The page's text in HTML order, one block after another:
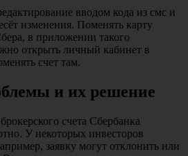
вводом кода из смс и
изменения. Поменять карту
в приложении такого
открыть личный кабинет в
счет там.
и их решение
счета Сбербанка
У некоторых инвесторов
заявку могут отклонить или